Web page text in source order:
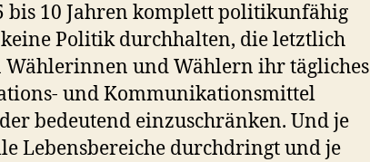
bis 10 Jahren komplett politikunfähig
Politik durchhalten, die letztlich
Wählerinnen und Wählern ihr tägliches
und Kommunikationsmittel
bedeutend einzuschränken. Und je
Lebensbereiche durchdringt und je